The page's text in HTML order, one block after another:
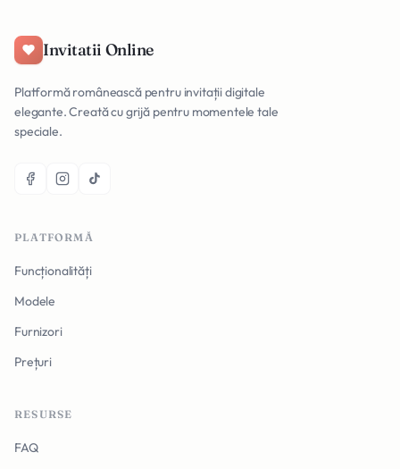
Invitatii Online
Platformă românească pentru invitații digitale
elegante. Creată cu grijă pentru momentele tale
speciale.
PLATFORMĂ
Funcționalități
Modele
Furnizori
Prețuri
RESURSE
FAQ